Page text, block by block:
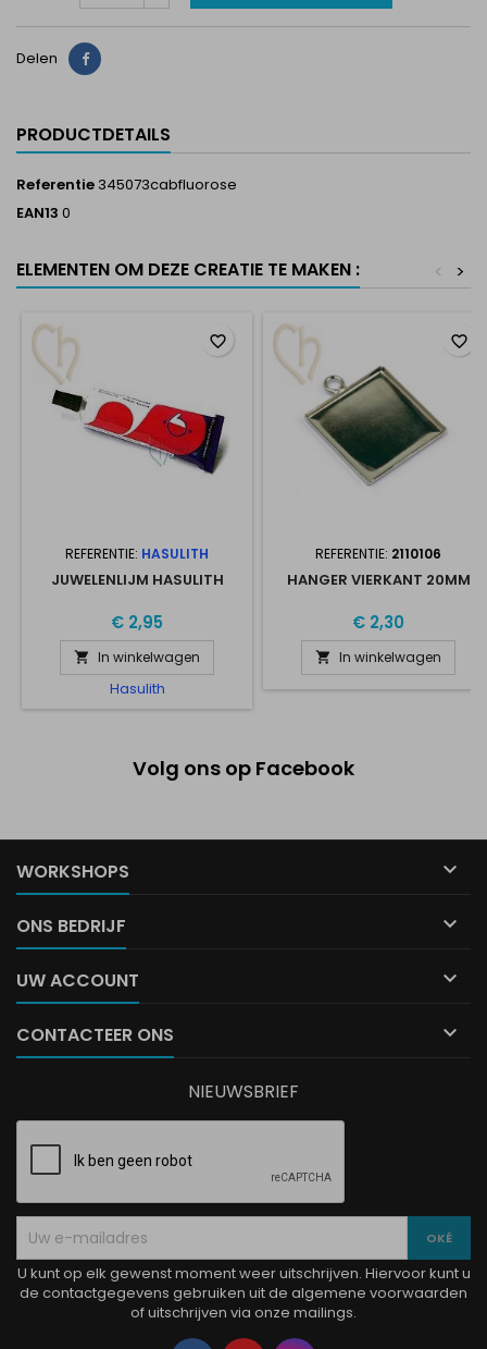
Delen Delen
PRODUCTDETAILS
Referentie 345073cabfluorose
EAN13 0
ELEMENTEN OM DEZE CREATIE TE MAKEN : >
<
REFERENTIE: HASULITH
JUWELENLIJM HASULITH
€ 2,95
 In winkelwagen
Hasulith
favorite_border
REFERENTIE: 2110106
HANGER VIERKANT 20MM
€ 2,30
 In winkelwagen
favorite_border
Volg ons op Facebook
WORKSHOPS 
ONS BEDRIJF 
UW ACCOUNT 
CONTACTEER ONS 
NIEUWSBRIEF
U kunt op elk gewenst moment weer uitschrijven. Hiervoor kunt u
de contactgegevens gebruiken uit de algemene voorwaarden
of uitschrijven via onze mailings.